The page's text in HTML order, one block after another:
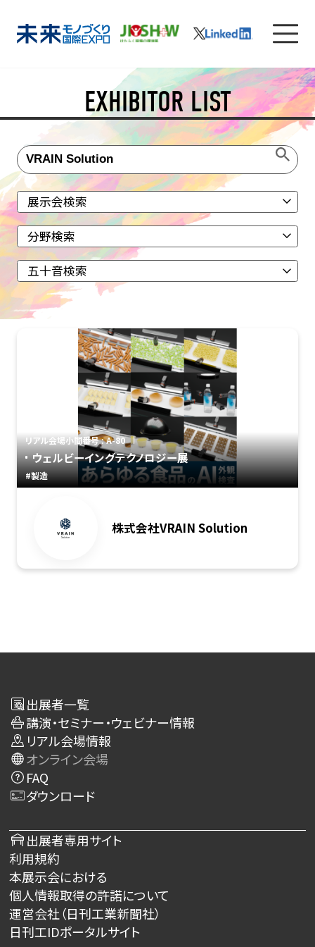
EXHIBITOR LIST
リアル会場小間番号 : A-80
ウェルビーイングテクノロジー展
#製造
株式会社VRAIN Solution
出展者一覧
講演・セミナー・ウェビナー情報
リアル会場情報
オンライン会場
FAQ
ダウンロード
出展者専用サイト
利用規約
本展示会における
個人情報取得の許諾について
運営会社（日刊工業新聞社）
日刊工IDポータルサイト